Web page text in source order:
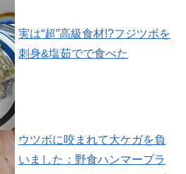
実は“超”高級食材!?フジツボを
刺身&塩茹でで食べた
ウツボに咬まれて大ケガを負
いました：野食ハンマープラ